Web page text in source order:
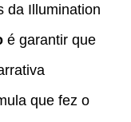
da Illumination
é garantir que
que fez o